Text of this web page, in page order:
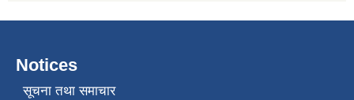
Notices
सूचना तथा समाचार